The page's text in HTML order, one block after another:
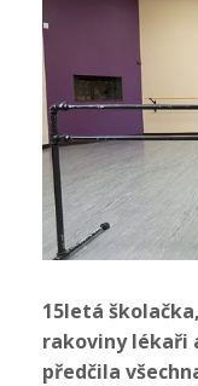
15letá
rakoviny lékaři
předčila